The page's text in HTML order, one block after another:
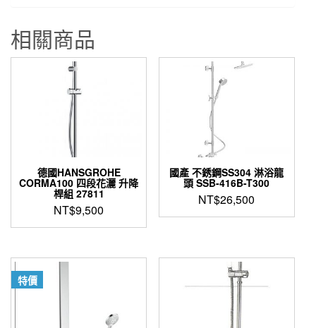
相關商品
德國HANSGROHE
CORMA100 四段花灑 升降
桿組 27811
NT$9,500
國產 不銹鋼SS304 淋浴龍
頭 SSB-416B-T300
NT$26,500
特價